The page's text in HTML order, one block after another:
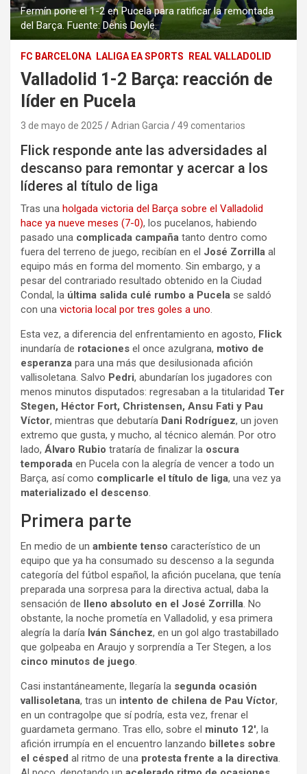
Fermín pone el 1-2 en Pucela para ratificar la remontada
del Barça. Fuente: Denis Doyle.
FC BARCELONA LALIGA EA SPORTS REAL VALLADOLID
Valladolid 1-2 Barça: reacción de
líder en Pucela
3 de mayo de 2025 Adrian Garcia 49 comentarios
Flick responde ante las adversidades al
descanso para remontar y acercar a los
líderes al título de liga
Tras una holgada victoria del Barça sobre el Valladolid
hace ya nueve meses (7-0), los pucelanos, habiendo
pasado una complicada campaña tanto dentro como
fuera del terreno de juego, recibían en el José Zorrilla al
equipo más en forma del momento. Sin embargo, y a
pesar del contrariado resultado obtenido en la Ciudad
Condal, la última salida culé rumbo a Pucela se saldó
con una victoria local por tres goles a uno.
Esta vez, a diferencia del enfrentamiento en agosto, Flick
inundaría de rotaciones el once azulgrana, motivo de
esperanza para una más que desilusionada afición
vallisoletana. Salvo Pedri, abundarían los jugadores con
menos minutos disputados: regresaban a la titularidad Ter
Stegen, Héctor Fort, Christensen, Ansu Fati y Pau
Víctor, mientras que debutaría Dani Rodríguez, un joven
extremo que gusta, y mucho, al técnico alemán. Por otro
lado, Álvaro Rubio trataría de finalizar la oscura
temporada en Pucela con la alegría de vencer a todo un
Barça, así como complicarle el título de liga, una vez ya
materializado el descenso.
Primera parte
En medio de un ambiente tenso característico de un
equipo que ya ha consumado su descenso a la segunda
categoría del fútbol español, la afición pucelana, que tenía
preparada una sorpresa para la directiva actual, daba la
sensación de
lleno absoluto en el José Zorrilla. No
obstante, la noche prometía en Valladolid, y esa primera
alegría la daría Iván Sánchez, en un gol algo trastabillado
que golpeaba en Araujo y sorprendía a Ter Stegen, a los
cinco minutos de juego.
Casi instantáneamente, llegaría la segunda ocasión
vallisoletana, tras un intento de chilena de Pau Víctor,
en un contragolpe que sí podría, esta vez, frenar el
guardameta germano. Tras ello, sobre el minuto 12′, la
afición irrumpía en el encuentro lanzando billetes sobre
el césped al ritmo de una protesta frente a la directiva.